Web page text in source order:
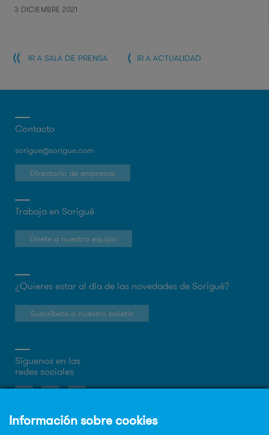
3 DICIEMBRE 2021
IR A SALA DE PRENSA IR A ACTUALIDAD
Contacto
sorigue@sorigue.com
Directorio de empresas
Trabaja en Sorigué
Únete a nuestro equipo
¿Quieres estar al día de las novedades de Sorigué?
Suscríbete a nuestro boletín
Síguenos en las
redes sociales